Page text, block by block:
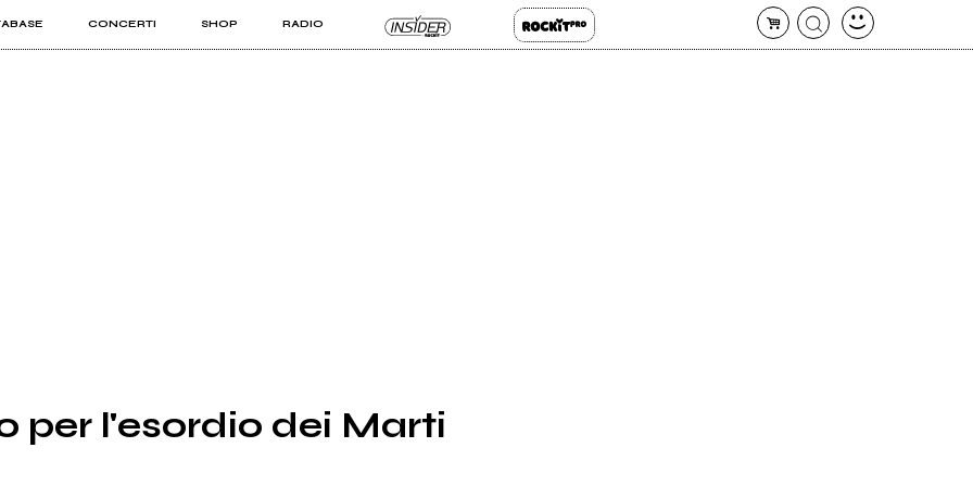
CONCERTI SHOP RADIO
PRO
per l'esordio dei Marti